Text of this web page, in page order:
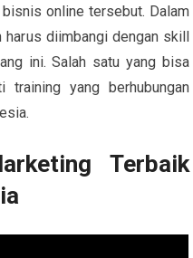
online tersebut. Dalam
harus diimbangi dengan skill
ini. Salah satu yang bisa
training yang berhubungan
Terbaik